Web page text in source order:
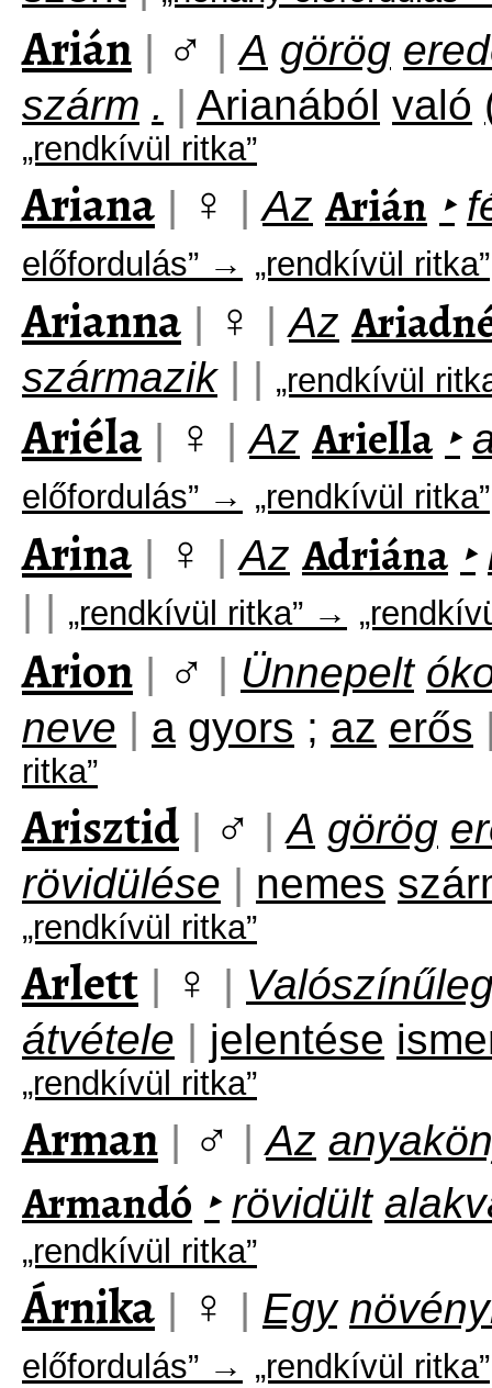
Arián | ♂ | A görög
szárm . | Arianából való
„rendkívül ritka”
Ariana | ♀ | Az Arián ‣
előfordulás” → „rendkívül ritka”
Arianna | ♀ | Az
származik | | „rendkívül
Ariéla | ♀ | Az Ariella ‣
előfordulás” → „rendkívül ritka”
Arina | ♀ | Az Adriána ‣
| | „rendkívül ritka” →
Arion | ♂ | Ünnepelt
neve | a gyors ; az erős
ritka”
Arisztid | ♂ | A görög
rövidülése | nemes
„rendkívül ritka”
Arlett | ♀ |
átvétele | jelentése
„rendkívül ritka”
Arman | ♂ | Az
Armandó ‣ rövidült
„rendkívül ritka”
Árnika | ♀ | Egy
előfordulás” → „rendkívül ritka”